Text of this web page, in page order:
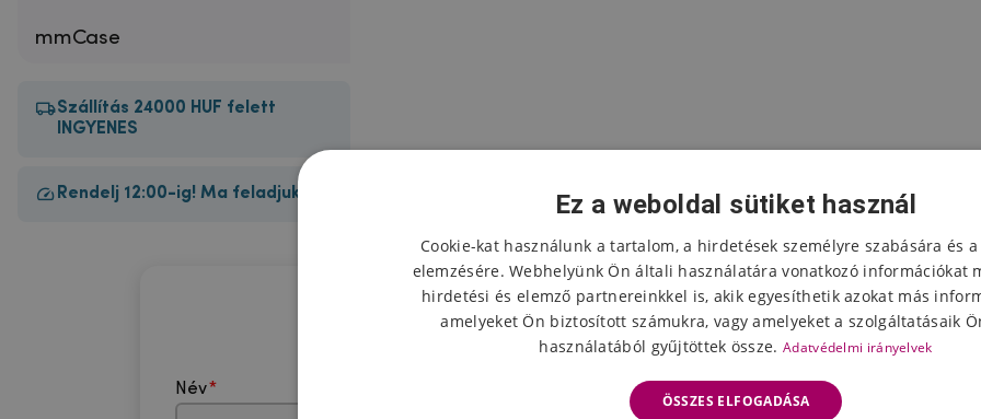
mmCase
Szállítás 24000 HUF felett
INGYENES
Rendelj 12:00-ig! Ma feladjuk!
A termék értékelése
Név Válassza ki a csillagok számát
Ez a weboldal sütiket használ
Cookie-kat használunk a tartalom, a hirdetések személyre szabására és
elemzésére. Webhelyünk Ön általi használatára vonatkozó információkat
hirdetési és elemző partnereinkkel is, akik egyesíthetik azokat más
amelyeket Ön biztosított számukra, vagy amelyeket a szolgáltatásaik
használatából gyűjtöttek össze. Adatvédelmi irányelvek
ÖSSZES ELFOGADÁSA